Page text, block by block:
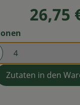
26,75
verringern
Zutaten in den